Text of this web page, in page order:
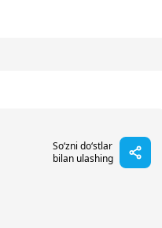
So‘zni do‘stlar
bilan ulashing